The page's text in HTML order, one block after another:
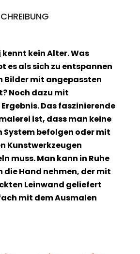
kennt kein Alter. Was
es als sich zu entspannen
Bilder mit angepassten
Noch dazu mit
Das faszinierende
ist, dass man keine
System befolgen oder mit
Kunstwerkzeugen
muss. Man kann in Ruhe
die Hand nehmen, der mit
Leinwand geliefert
mit dem Ausmalen